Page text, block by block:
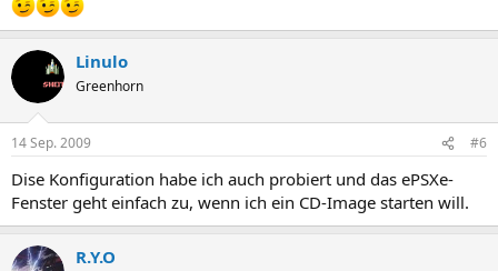
Linulo
Greenhorn
14 Sep. 2009 #6
Dise Konfiguration habe ich auch probiert und das ePSXe-
Fenster geht einfach zu, wenn ich ein CD-Image starten will.
R.Y.O